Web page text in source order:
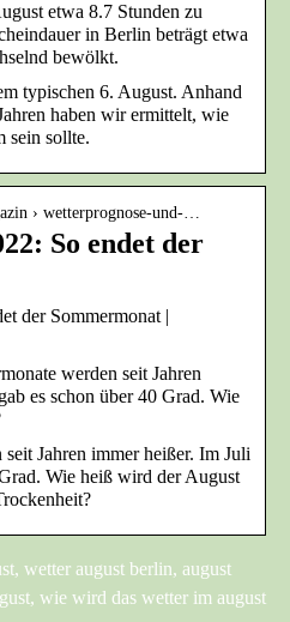
etwa 8.7 Stunden zu
in Berlin beträgt etwa
bewölkt.
typischen 6. August. Anhand
haben wir ermittelt, wie
sein sollte.
› wetterprognose-und-…
So endet der
der Sommermonat |
werden seit Jahren
es schon über 40 Grad. Wie
Jahren immer heißer. Im Juli
Wie heiß wird der August
wetter august berlin, august
wie wird das wetter im august